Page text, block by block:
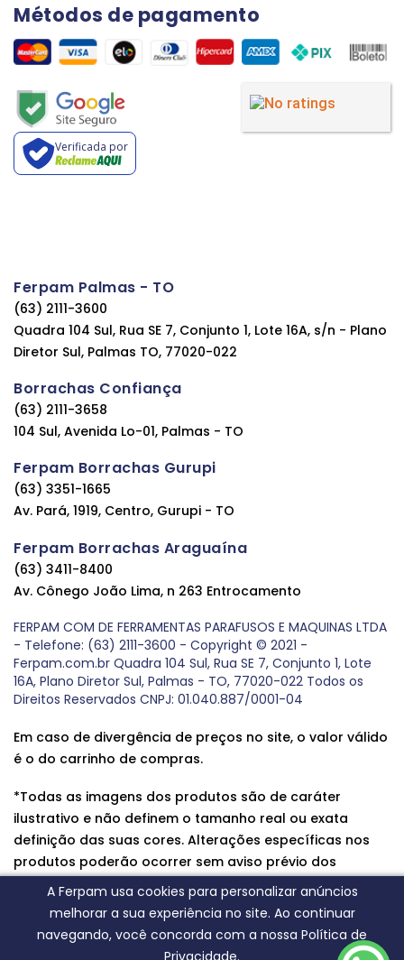
A Ferpam usa cookies para personalizar anúncios
melhorar a sua experiência no site. Ao continuar
navegando, você concorda com a nossa Política de
Privacidade.
Métodos de pagamento
Verificada por
Ferpam Palmas - TO
(63) 2111-3600
Quadra 104 Sul, Rua SE 7, Conjunto 1, Lote 16A, s/n - Plano
Diretor Sul, Palmas TO, 77020-022
Borrachas Confiança
(63) 2111-3658
104 Sul, Avenida Lo-01, Palmas - TO
Ferpam Borrachas Gurupi
(63) 3351-1665
Av. Pará, 1919, Centro, Gurupi - TO
Ferpam Borrachas Araguaína
(63) 3411-8400
Av. Cônego João Lima, n 263 Entrocamento
FERPAM COM DE FERRAMENTAS PARAFUSOS E MAQUINAS LTDA
- Telefone: (63) 2111-3600 - Copyright © 2021 -
Ferpam.com.br Quadra 104 Sul, Rua SE 7, Conjunto 1, Lote
16A, Plano Diretor Sul, Palmas - TO, 77020-022 Todos os
Direitos Reservados CNPJ: 01.040.887/0001-04
Em caso de divergência de preços no site, o valor válido
é o do carrinho de compras.
*Todas as imagens dos produtos são de caráter
ilustrativo e não definem o tamanho real ou exata
definição das suas cores. Alterações específicas nos
produtos poderão ocorrer sem aviso prévio dos
fornecedores, qualquer dúvida sobre nossos produtos
entre em contato conosco.